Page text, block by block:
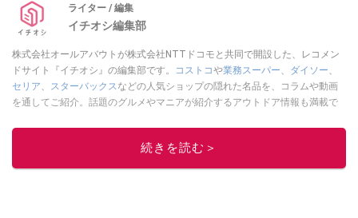
ライター / 編集
イチオシ編集部
株式会社オールアバウトが株式会社NTTドコモと共同で開設した、レコメン
ドサイト『イチオシ』の編集部です。
コストコや業務スーパー、 ダイソー、
セリア、 スターバックスなどの人気ショップの隠れた名品を、コラムや動画
を通してご紹介。話題のグルメやマニアが紹介するアウトドア情報も満載で
レビューしています。毎日トレンド情報をお届けしているので、ぜひ
してください！続きを読む＞